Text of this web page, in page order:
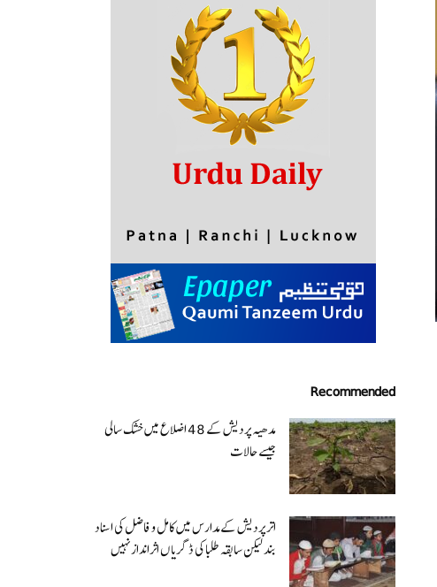
Recommended
مدھیہ پردیش کے 48 اضلاع میں خشک سالی
جیسے حالات
اتر پردیش کےمدارس میں کامل و فاضل کی اسناد
بند لیکن سابقہ طلبا کی ڈگریا ں اثرانداز نہیں